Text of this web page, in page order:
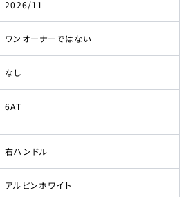
2026/11
ワンオーナーではない
なし
6AT
右ハンドル
アルピンホワイト